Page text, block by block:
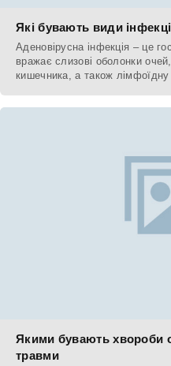
Які бувають види
Аденовірусна інфекція – це
вражає слизові оболонки
кишечника, а також
Якими бувають хвороби
травми